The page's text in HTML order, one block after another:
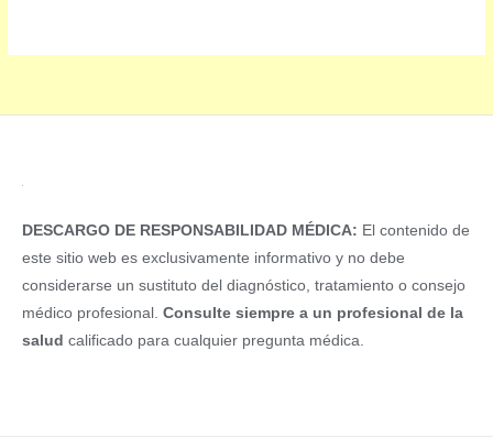
DESCARGO DE RESPONSABILIDAD MÉDICA: El contenido de
este sitio web es exclusivamente informativo y no debe
considerarse un sustituto del diagnóstico, tratamiento o consejo
médico profesional. Consulte siempre a un profesional de la
salud calificado para cualquier pregunta médica.